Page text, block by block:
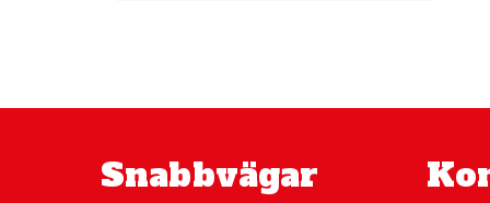
Snabbvägar